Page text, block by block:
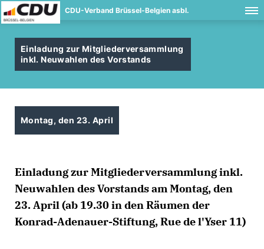
CDU-Verband Brüssel-Belgien asbl.
Einladung zur Mitgliederversammlung
inkl. Neuwahlen des Vorstands
Montag, den 23. April
Einladung zur Mitgliederversammlung inkl.
Neuwahlen des Vorstands am Montag, den
23. April (ab 19.30 in den Räumen der
Konrad-Adenauer-Stiftung, Rue de l'Yser 11)